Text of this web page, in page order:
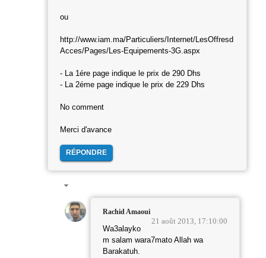
ou
http://www.iam.ma/Particuliers/Internet/LesOffresd
Acces/Pages/Les-Equipements-3G.aspx
- La 1ére page indique le prix de 290 Dhs
- La 2éme page indique le prix de 229 Dhs
No comment
Merci d'avance
RÉPONDRE
Rachid Amaoui
21 août 2013, 17:10:00
Wa3alayko
m salam wara7mato Allah wa
Barakatuh.